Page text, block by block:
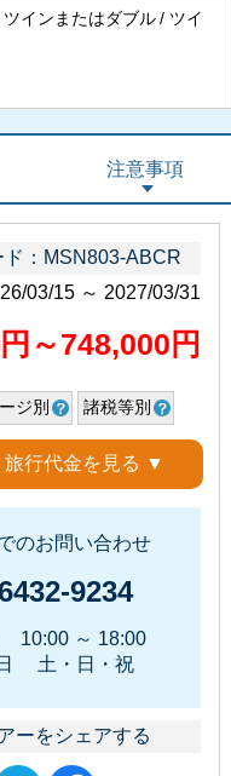
ツインまたはダブル
ツイ
注意事項
ド：MSN803-ABCR
03/15 ～ 2027/03/31
～748,000円
ジ別 諸税等別
旅行代金を見る ▼
のお問い合わせ
9234
10:00 ～ 18:00
土・日・祝
ーをシェアする